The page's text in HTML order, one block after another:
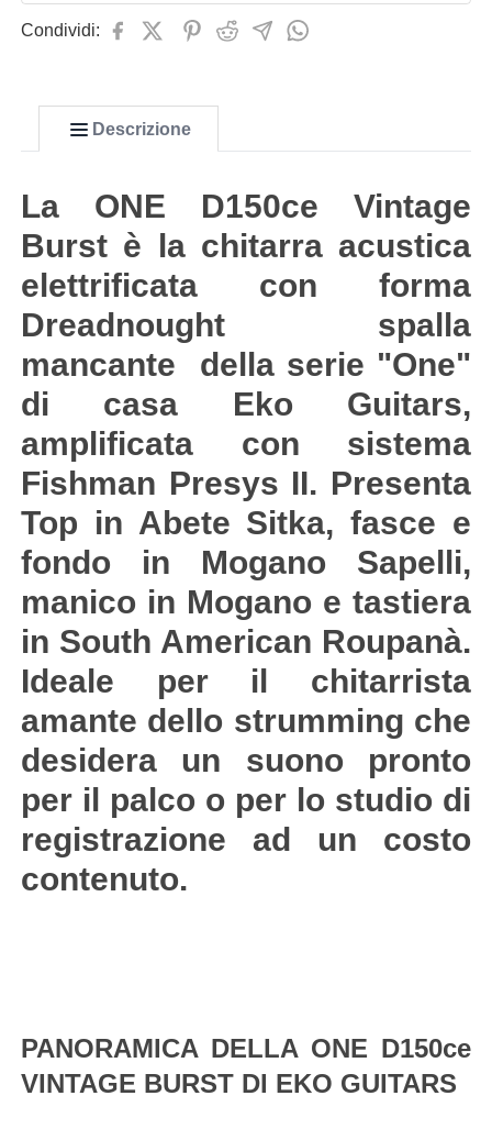
Condividi:
Descrizione
La ONE D150ce Vintage
Burst è la chitarra acustica
elettrificata con forma
Dreadnought spalla
mancante della serie "One"
di casa Eko Guitars,
amplificata con sistema
Fishman Presys II. Presenta
Top in Abete Sitka, fasce e
fondo in Mogano Sapelli,
manico in Mogano e tastiera
in South American Roupanà.
Ideale per il chitarrista
amante dello strumming che
desidera un suono pronto
per il palco o per lo studio di
registrazione ad un costo
contenuto.
PANORAMICA DELLA ONE D150ce
VINTAGE BURST DI EKO GUITARS